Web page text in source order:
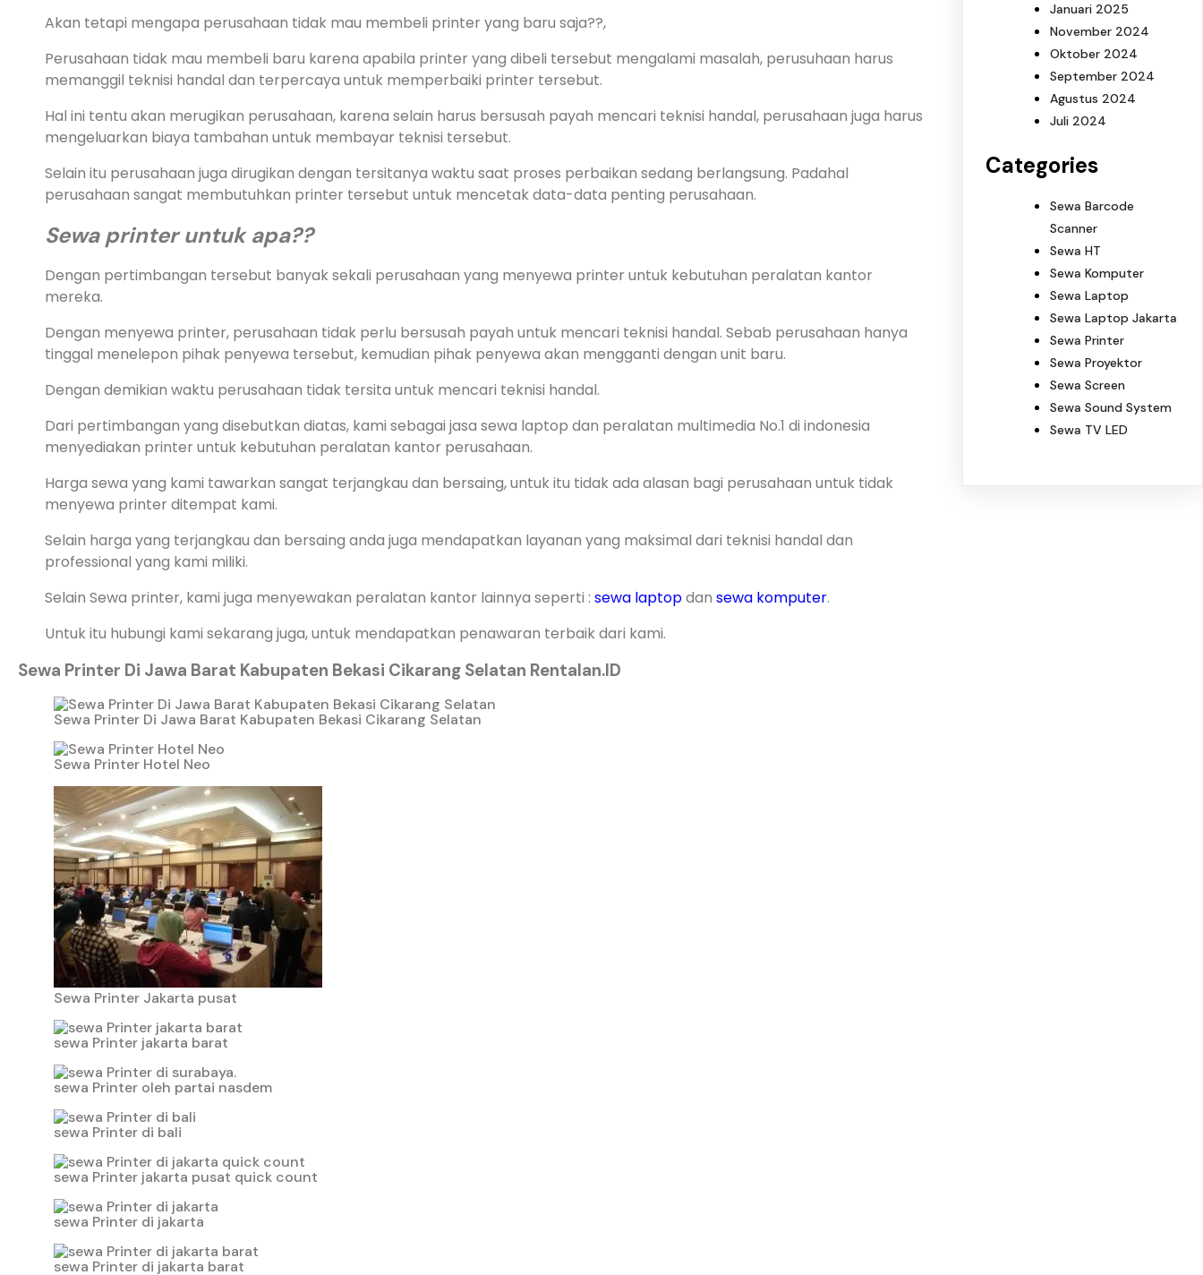
Akan tetapi mengapa perusahaan tidak mau membeli printer yang baru saja??,
Perusahaan tidak mau membeli baru karena apabila printer yang dibeli tersebut mengalami masalah, perusuhaan harus
memanggil teknisi handal dan terpercaya untuk memperbaiki printer tersebut.
Hal ini tentu akan merugikan perusahaan, karena selain harus bersusah payah mencari teknisi handal, perusahaan juga harus
mengeluarkan biaya tambahan untuk membayar teknisi tersebut.
Selain itu perusahaan juga dirugikan dengan tersitanya waktu saat proses perbaikan sedang berlangsung. Padahal
perusahaan sangat membutuhkan printer tersebut untuk mencetak data-data penting perusahaan.
Sewa printer untuk apa??
Dengan pertimbangan tersebut banyak sekali perusahaan yang menyewa printer untuk kebutuhan peralatan kantor
mereka.
Dengan menyewa printer, perusahaan tidak perlu bersusah payah untuk mencari teknisi handal. Sebab perusahaan hanya
tinggal menelepon pihak penyewa tersebut, kemudian pihak penyewa akan mengganti dengan unit baru.
Dengan demikian waktu perusahaan tidak tersita untuk mencari teknisi handal.
Dari pertimbangan yang disebutkan diatas, kami sebagai jasa sewa laptop dan peralatan multimedia No.1 di indonesia
menyediakan printer untuk kebutuhan peralatan kantor perusahaan.
Harga sewa yang kami tawarkan sangat terjangkau dan bersaing, untuk itu tidak ada alasan bagi perusahaan untuk tidak
menyewa printer ditempat kami.
Selain harga yang terjangkau dan bersaing anda juga mendapatkan layanan yang maksimal dari teknisi handal dan
professional yang kami miliki.
Selain Sewa printer, kami juga menyewakan peralatan kantor lainnya seperti : sewa laptopdan sewa komputer.
Untuk itu hubungi kami sekarang juga, untuk mendapatkan penawaran terbaik dari kami.
Sewa Printer Di Jawa Barat Kabupaten Bekasi Cikarang Selatan Rentalan.ID
Sewa Printer Di Jawa Barat Kabupaten Bekasi Cikarang Selatan
Sewa Printer Hotel Neo
Sewa Printer Jakarta pusat
sewa Printer jakarta barat
sewa Printer oleh partai nasdem
sewa Printer di bali
sewa Printer jakarta pusat quick count
sewa Printer di jakarta
sewa Printer di jakarta barat
Januari 2025
November 2024
Oktober 2024
September 2024
Agustus 2024
Juli 2024
Categories
Sewa Barcode
Scanner
Sewa HT
Sewa Komputer
Sewa Laptop
Sewa Laptop Jakarta
Sewa Printer
Sewa Proyektor
Sewa Screen
Sewa Sound System
Sewa TV LED